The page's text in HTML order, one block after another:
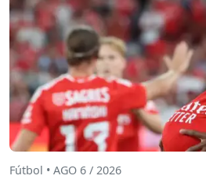
Fútbol • AGO 6 / 2026